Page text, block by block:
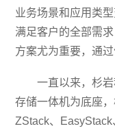
业务场景和应用类
满足客户的全部需
方案尤为重要，通
一直以来，杉
存储一体机为底座
ZStack、